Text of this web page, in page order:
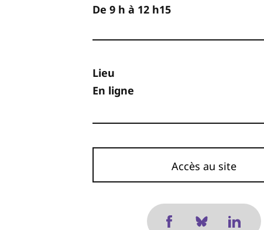
De 9 h à 12 h15
Lieu
En ligne
Accès au site